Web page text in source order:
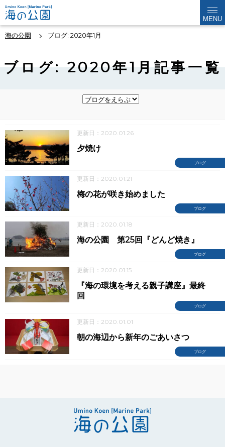
MENU
海の公園 ブログ: 2020年1月
ブログ: 2020年1月記事一覧
更新日：2020.01.26
ブログ
夕焼け
更新日：2020.01.21
ブログ
梅の花が咲き始めました
更新日：2020.01.18
ブログ
海の公園 第25回『どんど焼き』
更新日：2020.01.15
ブログ
『海の環境を考える親子講座』最終
回
更新日：2020.01.01
ブログ
朝の海辺から新年のごあいさつ